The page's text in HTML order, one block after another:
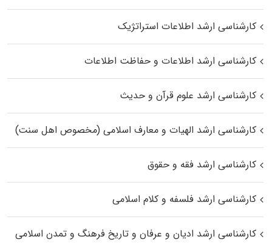
کارشناسی ارشد اطلاعات استراتژیک
کارشناسی ارشد اطلاعات و حفاظت اطلاعات
کارشناسی ارشد علوم قرآن و حدیث
کارشناسی ارشد الهیات و معارف اسلامی (مخصوص اهل سنت)
کارشناسی ارشد فقه و حقوق
کارشناسی ارشد فلسفه و کلام اسلامی
کارشناسی ارشد ادیان و عرفان و تاریخ فرهنگ و تمدن اسلامی